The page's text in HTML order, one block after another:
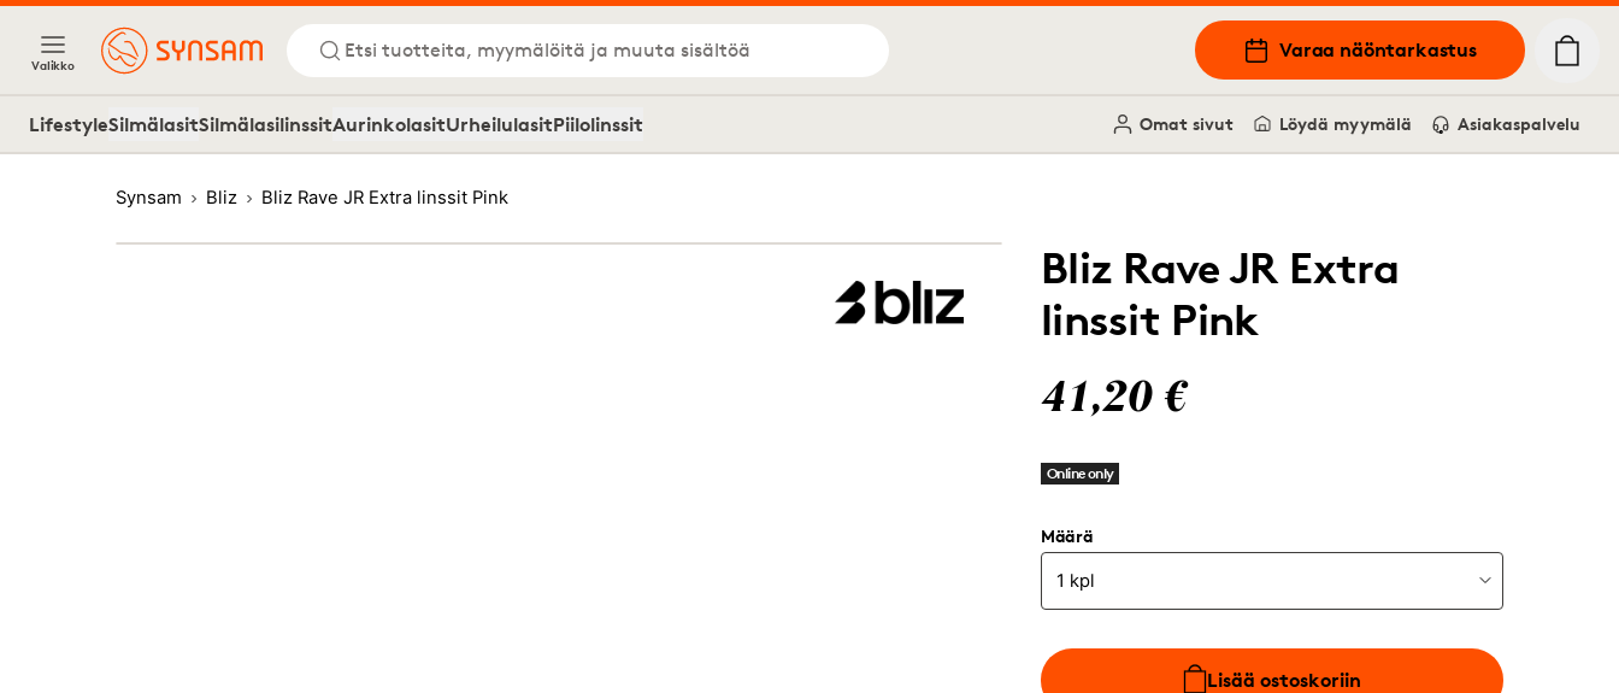
Valikko
Etsi tuotteita, myymälöitä ja muuta sisältöä Varaa näöntarkastus
LifestyleSilmälasitSilmälasilinssitAurinkolasitUrheilulasitPiilolinssit Omat sivut Löydä myymälä Asiakaspalvelu
Synsam Bliz Bliz Rave JR Extra linssit Pink
Bliz Rave JR Extra
linssit Pink
41,20 €
Online only
Määrä
Lisää ostoskoriin